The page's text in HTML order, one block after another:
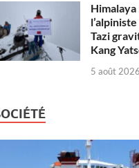
Himalaya
Tazi
Kang
5 août 2026